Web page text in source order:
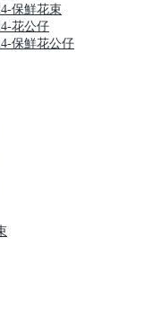
保鮮花束
花公仔
保鮮花公仔